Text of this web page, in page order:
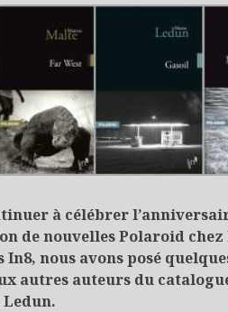
M
à célébrer
de nouvelles Polaroid chez
In8, nous avons posé
autres auteurs du